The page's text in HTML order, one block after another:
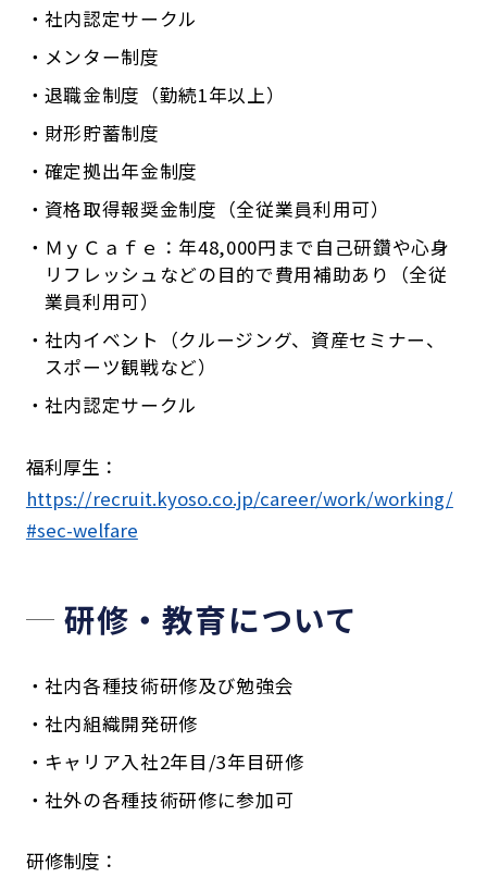
社内認定サークル
メンター制度
退職金制度（勤続1年以上）
財形貯蓄制度
確定拠出年金制度
資格取得報奨金制度（全従業員利用可）
ＭｙＣａｆｅ：年48,000円まで自己研鑽や心身
リフレッシュなどの目的で費用補助あり（全従
業員利用可）
社内イベント（クルージング、資産セミナー、
スポーツ観戦など）
社内認定サークル
福利厚生：
https://recruit.kyoso.co.jp/career/work/working/
#sec-welfare
研修・教育について
社内各種技術研修及び勉強会
社内組織開発研修
キャリア入社2年目/3年目研修
社外の各種技術研修に参加可
研修制度：